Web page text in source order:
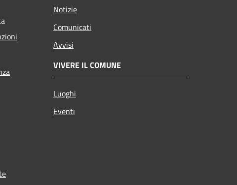
Notizie
Comunicati
Avvisi
VIVERE IL COMUNE
Luoghi
Eventi